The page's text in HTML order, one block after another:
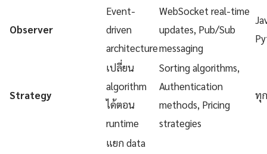
Observer
Event-
driven
architecture
WebSocket real-time
updates, Pub/Sub
messaging
Strategy
เปลี่ยน
algorithm
ได้ตอน
runtime
Sorting algorithms,
Authentication
methods, Pricing
strategies
ทุ
แยก data